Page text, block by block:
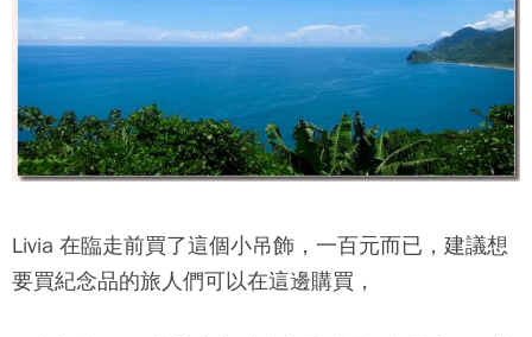
Livia 在臨走前買了這個小吊飾，一百元而已，建議想
要買紀念品的旅人們可以在這邊購買，